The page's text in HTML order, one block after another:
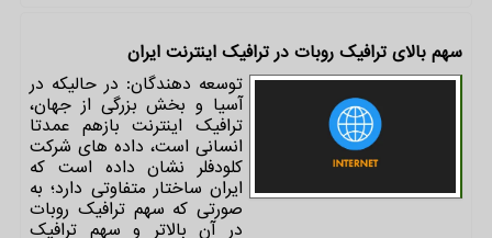
سهم بالای ترافیک روبات در ترافیک اینترنت ایران
توسعه دهندگان: در حالیکه در
آسیا و بخش بزرگی از جهان،
ترافیک اینترنت بازهم عمدتا
انسانی است، داده های شرکت
کلودفلر نشان داده است که
ایران ساختار متفاوتی دارد؛ به
صورتی که سهم ترافیک روبات
در آن بالاتر و سهم ترافیک